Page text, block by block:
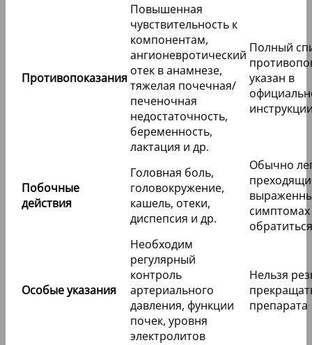
Противопоказания
Повышенная
чувствительность к
компонентам,
ангионевротический
отек в анамнезе,
тяжелая почечная/
печеночная
недостаточность,
беременность,
лактация и др.
Полный
указан в
Побочные
действия
Головная боль,
головокружение,
кашель, отеки,
диспепсия и др.
Обычно
симптомах
Особые указания
Необходим
регулярный
контроль
артериального
давления, функции
почек, уровня
электролитов
Нельзя
препарата